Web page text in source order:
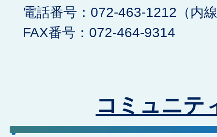
電話番号：072-463-1212（内
FAX番号：072-464-9314
コミュニテ